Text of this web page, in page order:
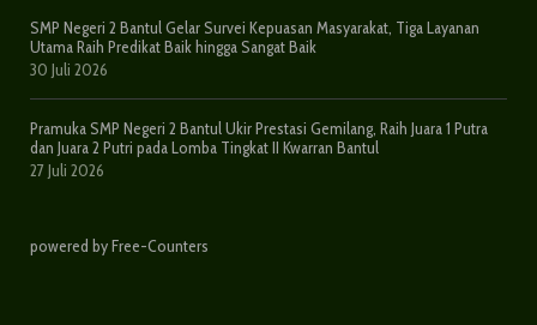
SMP Negeri 2 Bantul Gelar Survei Kepuasan Masyarakat, Tiga Layanan
Utama Raih Predikat Baik hingga Sangat Baik
30 Juli 2026
Pramuka SMP Negeri 2 Bantul Ukir Prestasi Gemilang, Raih Juara 1 Putra
dan Juara 2 Putri pada Lomba Tingkat II Kwarran Bantul
27 Juli 2026
powered by Free-Counters